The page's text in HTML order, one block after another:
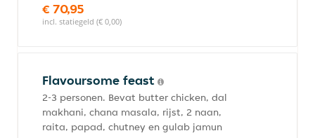
€ 70,95
incl. statiegeld (€ 0,00)
Flavoursome feast
2-3 personen. Bevat butter chicken, dal
makhani, chana masala, rijst, 2 naan,
raita, papad, chutney en gulab jamun